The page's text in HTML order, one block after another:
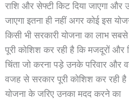
राशि और सेफ्टी किट दिया जाएगा और
जाएगा इतना ही नहीं अगर कोई इस
किसी भी सरकारी योजना का लाभ
पूरी कोशिश कर रही है कि मजदूरों और
चिंता जो करना पड़े उनके परिवार
वजह से सरकार पूरी कोशिश कर रही
योजना के जरिए उनका मदद करने का